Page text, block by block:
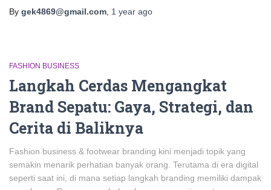
By gek4869@gmail.com 1 year ago
FASHION BUSINESS
Langkah Cerdas Mengangkat
Brand Sepatu: Gaya, Strategi, dan
Cerita di Baliknya
Fashion business & footwear branding kini menjadi topik yang
semakin menarik perhatian banyak orang. Terutama di era digital
seperti saat ini, di mana setiap langkah branding memiliki dampak